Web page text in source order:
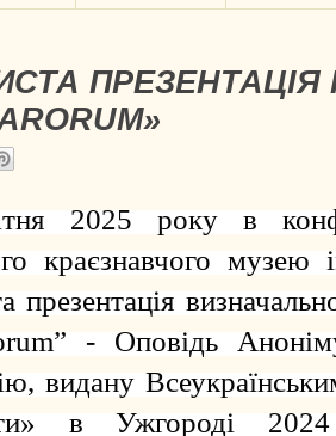
ПРЕЗЕНТАЦІЯ
2025 року в
краєзнавчого музею
презентація
- Оповідь
видану
в Ужгороді